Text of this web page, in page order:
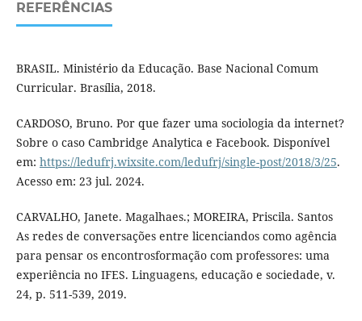
REFERÊNCIAS
BRASIL. Ministério da Educação. Base Nacional Comum
Curricular. Brasília, 2018.
CARDOSO, Bruno. Por que fazer uma sociologia da internet?
Sobre o caso Cambridge Analytica e Facebook. Disponível
em: https://ledufrj.wixsite.com/ledufrj/single-post/2018/3/25.
Acesso em: 23 jul. 2024.
CARVALHO, Janete. Magalhaes.; MOREIRA, Priscila. Santos
As redes de conversações entre licenciandos como agência
para pensar os encontrosformação com professores: uma
experiência no IFES. Linguagens, educação e sociedade, v.
24, p. 511-539, 2019.